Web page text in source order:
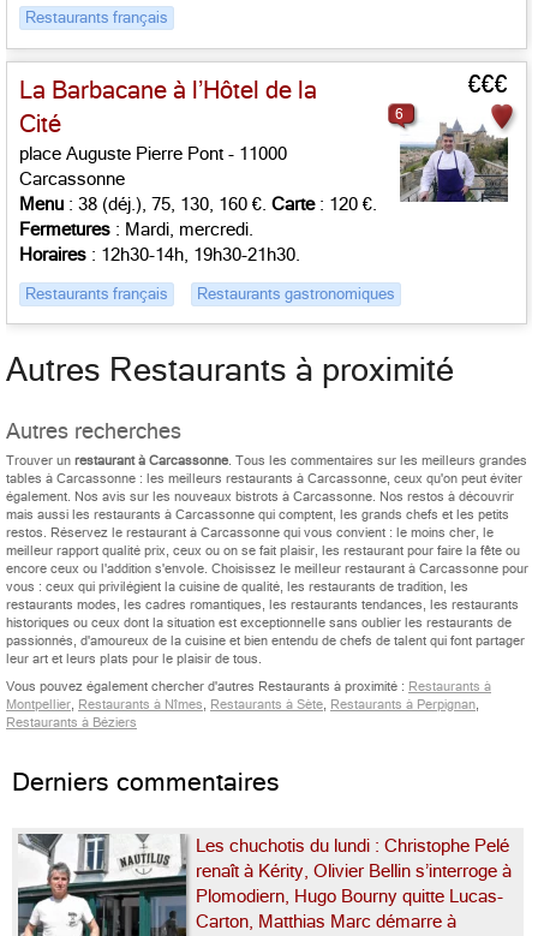
Restaurants français
La Barbacane à l’Hôtel de la
Cité
€€€
place Auguste Pierre Pont - 11000
Carcassonne
Menu : 38 (déj.), 75, 130, 160 €. Carte: 120 €.
Fermetures : Mardi, mercredi.
Horaires : 12h30-14h, 19h30-21h30.
6
Restaurants français Restaurants gastronomiques
Autres Restaurants à proximité
Autres recherches
Trouver un restaurant à Carcassonne. Tous les commentaires sur les meilleurs grandes
tables à Carcassonne : les meilleurs restaurants à Carcassonne, ceux qu'on peut éviter
également. Nos avis sur les nouveaux bistrots à Carcassonne. Nos restos à découvrir
mais aussi les restaurants à Carcassonne qui comptent, les grands chefs et les petits
restos. Réservez le restaurant à Carcassonne qui vous convient : le moins cher, le
meilleur rapport qualité prix, ceux ou on se fait plaisir, les restaurant pour faire la fête ou
encore ceux ou l'addition s'envole. Choisissez le meilleur restaurant à Carcassonne pour
vous : ceux qui privilégient la cuisine de qualité, les restaurants de tradition, les
restaurants modes, les cadres romantiques, les restaurants tendances, les restaurants
historiques ou ceux dont la situation est exceptionnelle sans oublier les restaurants de
passionnés, d'amoureux de la cuisine et bien entendu de chefs de talent qui font partager
leur art et leurs plats pour le plaisir de tous.
Vous pouvez également chercher d'autres Restaurants à proximité : Restaurants à
Montpellier, Restaurants à Nîmes, Restaurants à Sète, Restaurants à Perpignan,
Restaurants à Béziers
Derniers commentaires
Les chuchotis du lundi : Christophe Pelé
renaît à Kérity, Olivier Bellin s’interroge à
Plomodiern, Hugo Bourny quitte Lucas-
Carton, Matthias Marc démarre à